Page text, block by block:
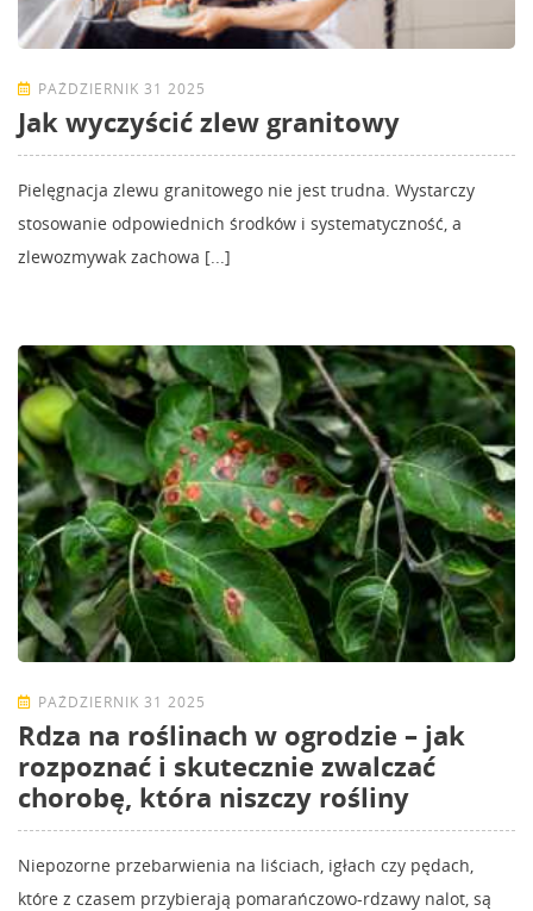
PAŹDZIERNIK 31 2025
Jak wyczyścić zlew granitowy
Pielęgnacja zlewu granitowego nie jest trudna. Wystarczy
stosowanie odpowiednich środków i systematyczność, a
zlewozmywak zachowa [...]
PAŹDZIERNIK 31 2025
Rdza na roślinach w ogrodzie – jak
rozpoznać i skutecznie zwalczać
chorobę, która niszczy rośliny
Niepozorne przebarwienia na liściach, igłach czy pędach,
które z czasem przybierają pomarańczowo-rdzawy nalot, są